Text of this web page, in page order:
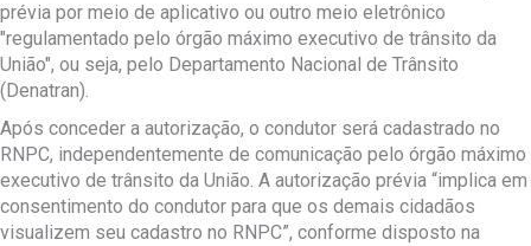
prévia por meio de aplicativo ou outro meio eletrônico
"regulamentado pelo órgão máximo executivo de trânsito da
União", ou seja, pelo Departamento Nacional de Trânsito
(Denatran).
Após conceder a autorização, o condutor será cadastrado no
RNPC, independentemente de comunicação pelo órgão máximo
executivo de trânsito da União. A autorização prévia “implica em
consentimento do condutor para que os demais cidadãos
visualizem seu cadastro no RNPC”, conforme disposto na